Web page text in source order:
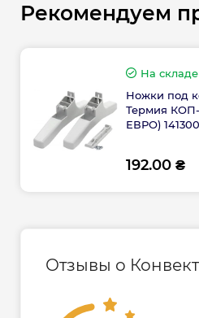
Рекомендуем
На складе
Ножки под
Термия
ЕВРО)
192.00 ₴
Отзывы о